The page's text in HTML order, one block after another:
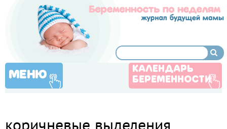
МЕНЮ
КАЛЕНДАРЬ
БЕРЕМЕННОСТИ
коричневые выделения